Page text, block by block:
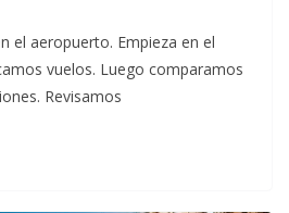
el aeropuerto. Empieza en el
vuelos. Luego comparamos
Revisamos